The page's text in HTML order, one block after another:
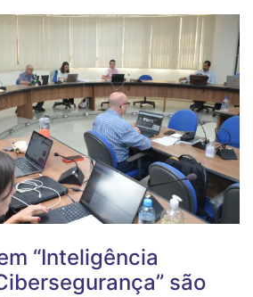
“Inteligência
são